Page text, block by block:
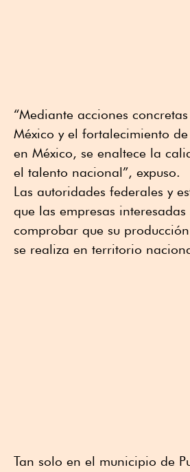
“Mediante acciones
México y el fortalecimiento
en México, se enaltece la
el talento nacional”, expuso.
Las autoridades federales y
que las empresas
comprobar que su
se realiza en territorio
Tan solo en el municipio de